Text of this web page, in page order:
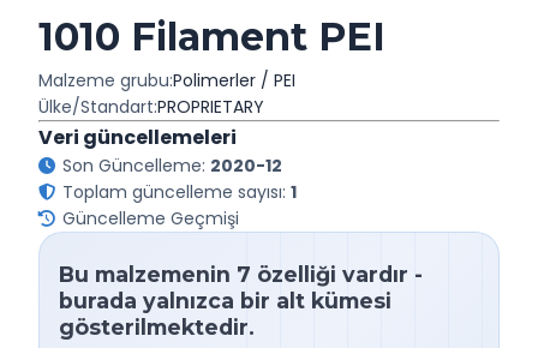
1010 Filament PEI
Malzeme grubu:Polimerler / PEI
Ülke/Standart:PROPRIETARY
Veri güncellemeleri
Son Güncelleme: 2020-12
Toplam güncelleme sayısı: 1
Güncelleme Geçmişi
Bu malzemenin 7 özelliği vardır -
burada yalnızca bir alt kümesi
gösterilmektedir.